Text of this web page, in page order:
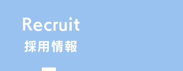
Recruit
採用情報